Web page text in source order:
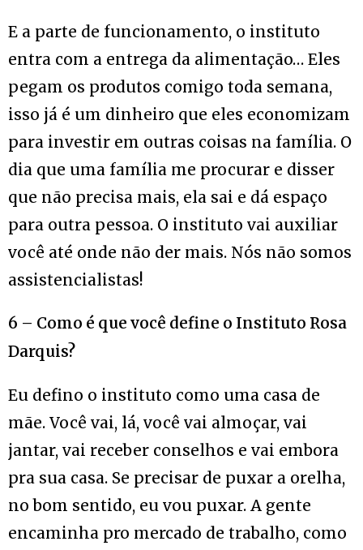
E a parte de funcionamento, o instituto
entra com a entrega da alimentação… Eles
pegam os produtos comigo toda semana,
isso já é um dinheiro que eles economizam
para investir em outras coisas na família. O
dia que uma família me procurar e disser
que não precisa mais, ela sai e dá espaço
para outra pessoa. O instituto vai auxiliar
você até onde não der mais. Nós não somos
assistencialistas!
6 – Como é que você define o Instituto Rosa
Darquis?
Eu defino o instituto como uma casa de
mãe. Você vai, lá, você vai almoçar, vai
jantar, vai receber conselhos e vai embora
pra sua casa. Se precisar de puxar a orelha,
no bom sentido, eu vou puxar. A gente
encaminha pro mercado de trabalho, como